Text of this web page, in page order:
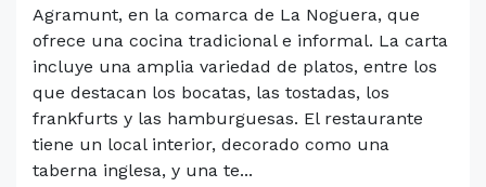
Agramunt, en la comarca de La Noguera, que
ofrece una cocina tradicional e informal. La carta
incluye una amplia variedad de platos, entre los
que destacan los bocatas, las tostadas, los
frankfurts y las hamburguesas. El restaurante
tiene un local interior, decorado como una
taberna inglesa, y una te...